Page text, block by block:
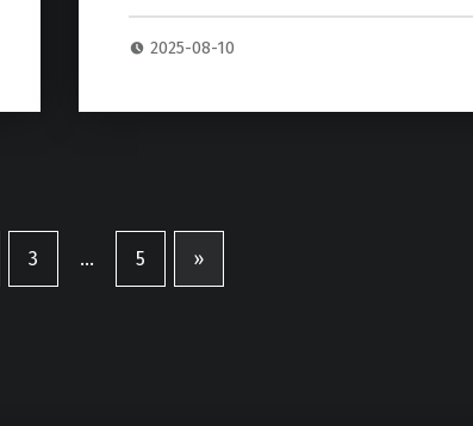
2025-08-10
3 … 5 Next page
»